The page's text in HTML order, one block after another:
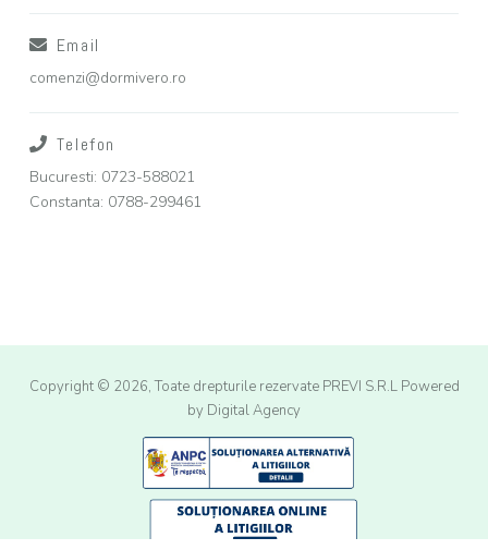
Email
comenzi@dormivero.ro
Telefon
Bucuresti: 0723-588021
Constanta: 0788-299461
Copyright © 2026, Toate drepturile rezervate PREVI S.R.L Powered
by Digital Agency